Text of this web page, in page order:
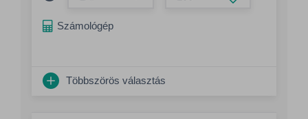
Összeg
Számológép
Többszörös választás